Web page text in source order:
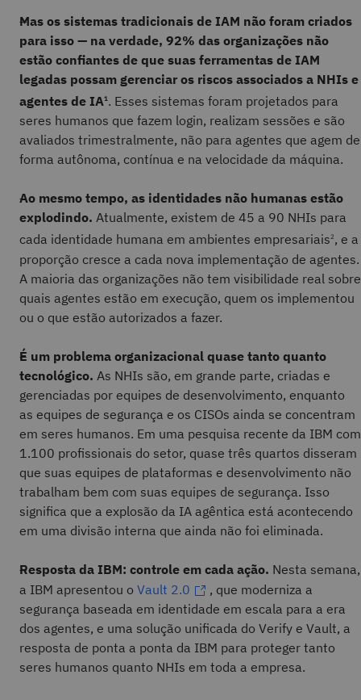
Mas os sistemas tradicionais de IAM não foram criados
para isso — na verdade, 92% das organizações não
estão confiantes de que suas ferramentas de IAM
legadas possam gerenciar os riscos associados a NHIs e
agentes de IA1. Esses sistemas foram projetados para
seres humanos que fazem login, realizam sessões e são
avaliados trimestralmente, não para agentes que agem de
forma autônoma, contínua e na velocidade da máquina.
Ao mesmo tempo, as identidades não humanas estão
explodindo. Atualmente, existem de 45 a 90 NHIs para
cada identidade humana em ambientes empresariais2 , e a
proporção cresce a cada nova implementação de agentes.
A maioria das organizações não tem visibilidade real sobre
quais agentes estão em execução, quem os implementou
ou o que estão autorizados a fazer.
É um problema organizacional quase tanto quanto
tecnológico. As NHIs são, em grande parte, criadas e
gerenciadas por equipes de desenvolvimento, enquanto
as equipes de segurança e os CISOs ainda se concentram
em seres humanos. Em uma pesquisa recente da IBM com
1.100 profissionais do setor, quase três quartos disseram
que suas equipes de plataformas e desenvolvimento não
trabalham bem com suas equipes de segurança. Isso
significa que a explosão da IA agêntica está acontecendo
em uma divisão interna que ainda não foi eliminada.
Resposta da IBM: controle em cada ação. Nesta semana,
a IBM apresentou o Vault 2.0
, que moderniza a
segurança baseada em identidade em escala para a era
dos agentes, e uma solução unificada do Verify e Vault, a
resposta de ponta a ponta da IBM para proteger tanto
seres humanos quanto NHIs em toda a empresa.